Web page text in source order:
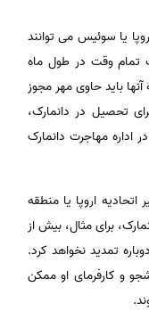
یا سوئیس می توانند
صورت تمام وقت در طول ماه
باید حاوی مهر مجوز
تحصیل در دانمارک،
اداره مهاجرت دانمارک
اروپا یا منطقه
برای مثال، بیش از
تمدید نخواهد کرد.
و کارفرمای او ممکن